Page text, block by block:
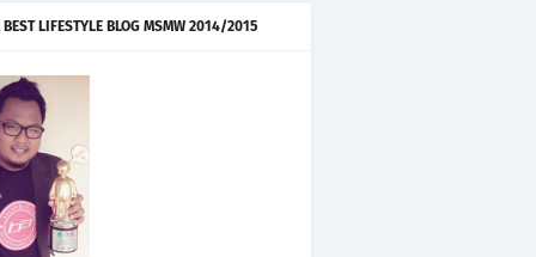
BEST LIFESTYLE BLOG MSMW 2014/2015